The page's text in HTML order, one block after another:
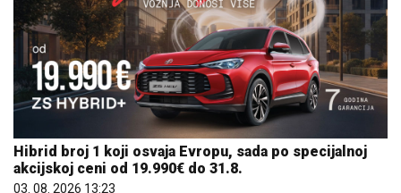
Hibrid broj 1 koji osvaja Evropu, sada po specijalnoj
akcijskoj ceni od 19.990€ do 31.8.
03. 08. 2026 13:23